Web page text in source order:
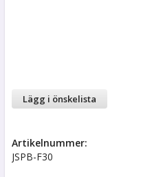
Lägg i önskelista
Artikelnummer:
JSPB-F30